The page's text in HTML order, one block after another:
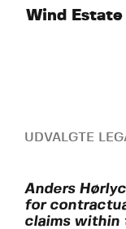
Wind
UDVALGTE
Anders
for
claims within